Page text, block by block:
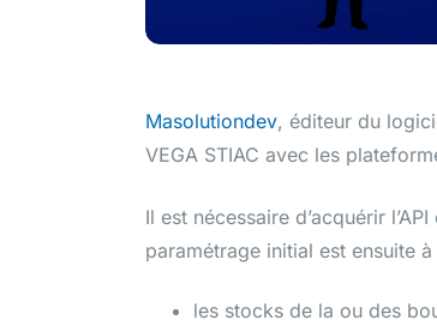
Masolutiondev, éditeur du
VEGA STIAC avec les
Il est nécessaire d’acquérir
paramétrage initial est ensuite
les stocks de la ou des